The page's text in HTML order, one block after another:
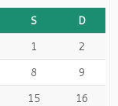
S
D
1
2
8
9
15
16